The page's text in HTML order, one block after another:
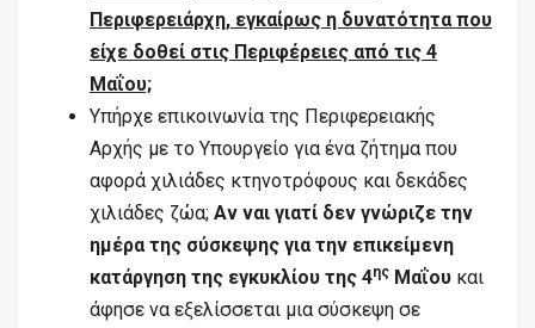
Περιφερειάρχη, εγκαίρως η δυνατότητα που
είχε δοθεί στις Περιφέρειες από τις 4
Μαΐου;
Υπήρχε επικοινωνία της Περιφερειακής
Αρχής με το Υπουργείο για ένα ζήτημα που
αφορά χιλιάδες κτηνοτρόφους και δεκάδες
χιλιάδες ζώα; Αν ναι γιατί δεν γνώριζε την
ημέρα της σύσκεψης για την επικείμενη
κατάργηση της εγκυκλίου της 4ης Μαΐου και
άφησε να εξελίσσεται μια σύσκεψη σε